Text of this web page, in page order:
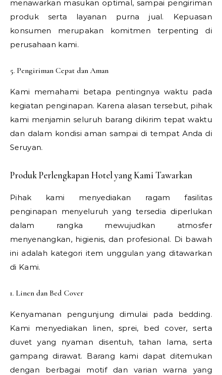
menawarkan masukan optimal, sampai pengiriman
produk serta layanan purna jual. Kepuasan
konsumen merupakan komitmen terpenting di
perusahaan kami.
5. Pengiriman Cepat dan Aman
Kami memahami betapa pentingnya waktu pada
kegiatan penginapan. Karena alasan tersebut, pihak
kami menjamin seluruh barang dikirim tepat waktu
dan dalam kondisi aman sampai di tempat Anda di
Seruyan.
Produk Perlengkapan Hotel yang Kami Tawarkan
Pihak kami menyediakan ragam fasilitas
penginapan menyeluruh yang tersedia diperlukan
dalam rangka mewujudkan atmosfer
menyenangkan, higienis, dan profesional. Di bawah
ini adalah kategori item unggulan yang ditawarkan
di Kami.
1. Linen dan Bed Cover
Kenyamanan pengunjung dimulai pada bedding.
Kami menyediakan linen, sprei, bed cover, serta
duvet yang nyaman disentuh, tahan lama, serta
gampang dirawat. Barang kami dapat ditemukan
dengan berbagai motif dan varian warna yang